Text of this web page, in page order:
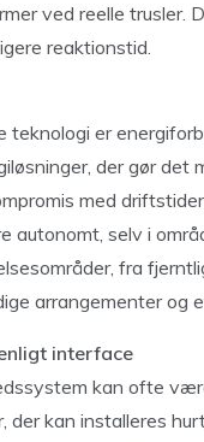
ved reelle
reaktionstid.
teknologi er
der gør det
med
autonomt, selv i
fra
arrangementer og
interface
kan ofte
der kan installeres